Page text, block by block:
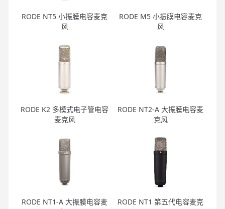
RODE NT5 小振膜电容麦克
风
RODE M5 小振膜电容麦克
风
RODE K2 多模式电子管电容
麦克风
RODE NT2-A 大振膜电容麦
克风
RODE NT1-A 大振膜电容麦
RODE NT1 第五代电容麦克